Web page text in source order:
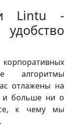
Lintu -
алгоритмы
отлажены на
и больше ни о
к чему мы